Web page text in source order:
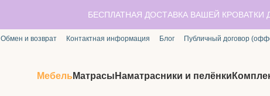
БЕСПЛАТНАЯ ДОСТАВКА ВАШЕЙ КРОВАТКИ
Обмен и возврат Контактная информация Блог Публичный договор
Мебель Матрасы Наматрасники и пелёнки